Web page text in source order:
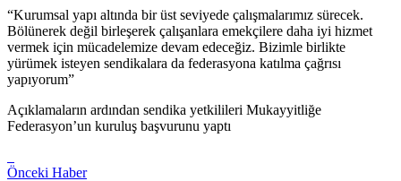
“Kurumsal yapı altında bir üst seviyede çalışmalarımız sürecek.
Bölünerek değil birleşerek çalışanlara emekçilere daha iyi hizmet
vermek için mücadelemize devam edeceğiz. Bizimle birlikte
yürümek isteyen sendikalara da federasyona katılma çağrısı
yapıyorum”
Açıklamaların ardından sendika yetkilileri Mukayyitliğe
Federasyon’un kuruluş başvurunu yaptı
Önceki Haber